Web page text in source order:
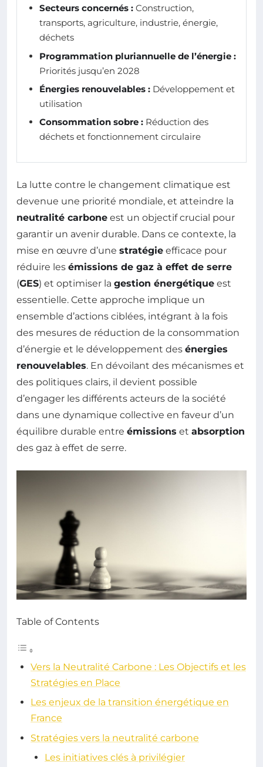
Secteurs concernés : Construction,
transports, agriculture, industrie, énergie,
déchets
Programmation pluriannuelle de l’énergie :
Priorités jusqu’en 2028
Énergies renouvelables : Développement et
utilisation
Consommation sobre : Réduction des
déchets et fonctionnement circulaire
La lutte contre le changement climatique est
devenue une priorité mondiale, et atteindre la
neutralité carbone est un objectif crucial pour
garantir un avenir durable. Dans ce contexte, la
mise en œuvre d’une stratégie efficace pour
réduire les émissions de gaz à effet de serre
(GES) et optimiser la gestion énergétique est
essentielle. Cette approche implique un
ensemble d’actions ciblées, intégrant à la fois
des mesures de réduction de la consommation
d’énergie et le développement des énergies
renouvelables. En dévoilant des mécanismes et
des politiques clairs, il devient possible
d’engager les différents acteurs de la société
dans une dynamique collective en faveur d’un
équilibre durable entre émissions et absorption
des gaz à effet de serre.
Table of Contents
Vers la Neutralité Carbone : Les Objectifs et les
Stratégies en Place
Les enjeux de la transition énergétique en
France
Stratégies vers la neutralité carbone
Les initiatives clés à privilégier